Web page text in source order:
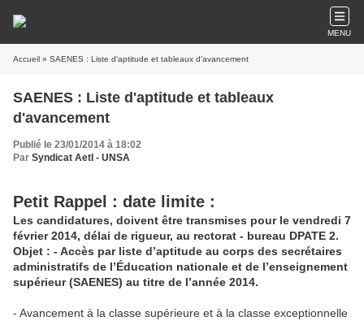
MENU
Accueil » SAENES : Liste d'aptitude et tableaux d'avancement
SAENES : Liste d'aptitude et tableaux
d'avancement
Publié le 23/01/2014 à 18:02
Par Syndicat AetI - UNSA
Petit Rappel : date limite :
Les candidatures, doivent être transmises pour le vendredi 7
février 2014, délai de rigueur, au rectorat - bureau DPATE 2.
Objet : - Accès par liste d’aptitude au corps des secrétaires
administratifs de l’Éducation nationale et de l’enseignement
supérieur (SAENES) au titre de l’année 2014.
- Avancement à la classe supérieure et à la classe exceptionnelle